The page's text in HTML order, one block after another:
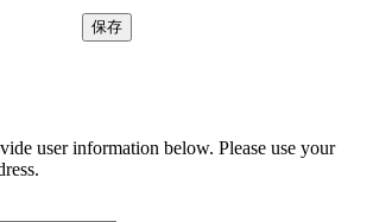
user information below. Please use your